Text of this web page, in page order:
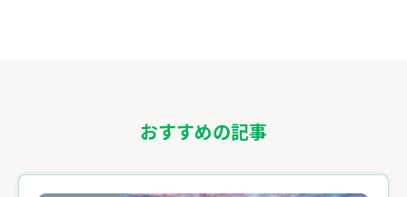
おすすめの記事